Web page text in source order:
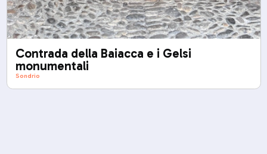
Contrada della Baiacca e i Gelsi
monumentali
Sondrio